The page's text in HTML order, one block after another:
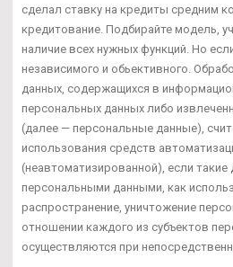
сделал ставку на кредиты средним
кредитование. Подбирайте модель,
наличие всех нужных функций. Но
независимого и обьективного.
данных, содержащихся в
персональных данных либо
(далее — персональные данные),
использования средств
(неавтоматизированной), если такие
персональными данными, как
распространение, уничтожение
отношении каждого из субъектов
осуществляются при